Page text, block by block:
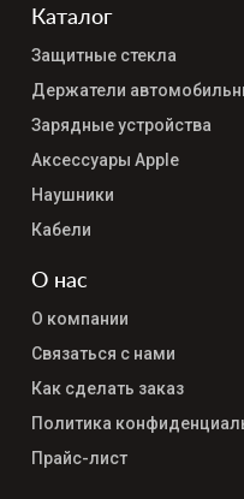
Каталог
Защитные стекла
Держатели
Зарядные устройства
Аксессуары Apple
Наушники
Кабели
О нас
О компании
Связаться с нами
Как сделать заказ
Политика
Прайс-лист